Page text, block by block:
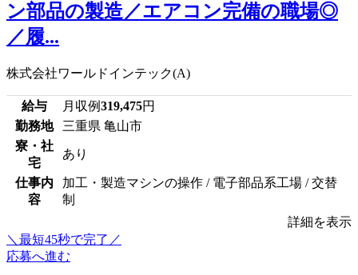
ン部品の製造／エアコン完備の職場◎
／履...
株式会社ワールドインテック(A)
給与 月収例319,475円
勤務地
三重県 亀山市
寮・社
宅
あり
仕事内
容
加工・製造マシンの操作 / 電子部品系工場 / 交替
制
詳細を表示
＼最短45秒で完了／
応募へ進む